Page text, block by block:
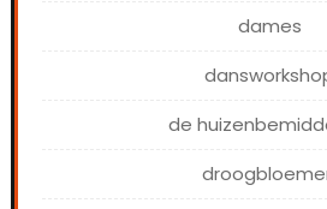
dames
de